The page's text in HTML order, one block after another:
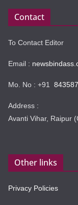
Contact
To Contact Editor
Email :
Mo. No : +91
Address :
Avanti Vihar, Raipur
Other links
Privacy Policies